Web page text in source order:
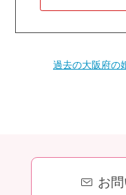
過去の大阪府の
お